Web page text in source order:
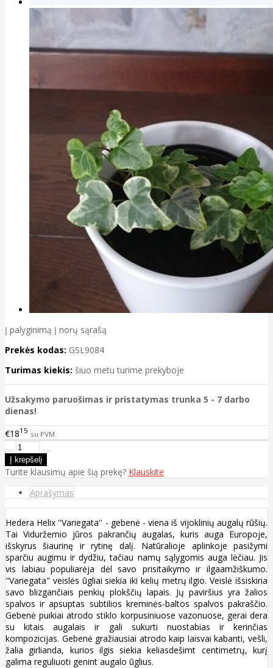
Į palyginimą Į norų sąrašą
Prekės kodas: GSL9084
Turimas kiekis: šiuo metu turime prekyboje
Užsakymo paruošimas ir pristatymas trunka 5 - 7 darbo
dienas!
€1815 su PVM
Turite klausimų apie šią prekę? Klauskite
Aprašymas
Hedera Helix ''Variegata'' - gebenė - viena iš vijoklinių augalų rūšių.
Tai Viduržemio jūros pakrančių augalas, kuris auga Europoje,
išskyrus šiaurinę ir rytinę dalį. Natūralioje aplinkoje pasižymi
sparčiu augimu ir dydžiu, tačiau namų sąlygomis auga lėčiau. Jis
vis labiau populiarėja dėl savo prisitaikymo ir ilgaamžiškumo.
"Variegata" veislės ūgliai siekia iki kelių metrų ilgio. Veislė išsiskiria
savo blizgančiais penkių plokščių lapais. Jų paviršius yra žalios
spalvos ir apsuptas subtilios kreminės-baltos spalvos pakraščio.
Gebenė puikiai atrodo stiklo korpusiniuose vazonuose, gerai dera
su kitais augalais ir gali sukurti nuostabias ir kerinčias
kompozicijas. Gebenė gražiausiai atrodo kaip laisvai kabanti, vešli,
žalia girlianda, kurios ilgis siekia keliasdešimt centimetrų, kurį
galima reguliuoti genint augalo ūglius.